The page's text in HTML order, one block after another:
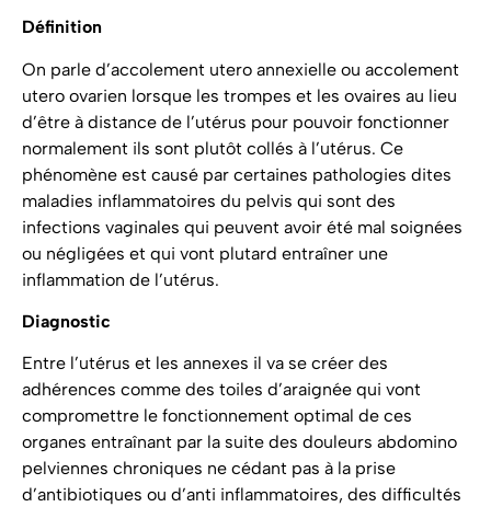
Définition
On parle d’accolement utero annexielle ou accolement
utero ovarien lorsque les trompes et les ovaires au lieu
d’être à distance de l’utérus pour pouvoir fonctionner
normalement ils sont plutôt collés à l’utérus. Ce
phénomène est causé par certaines pathologies dites
maladies inflammatoires du pelvis qui sont des
infections vaginales qui peuvent avoir été mal soignées
ou négligées et qui vont plutard entraîner une
inflammation de l’utérus.
Diagnostic
Entre l’utérus et les annexes il va se créer des
adhérences comme des toiles d’araignée qui vont
compromettre le fonctionnement optimal de ces
organes entraînant par la suite des douleurs abdomino
pelviennes chroniques ne cédant pas à la prise
d’antibiotiques ou d’anti inflammatoires, des difficultés